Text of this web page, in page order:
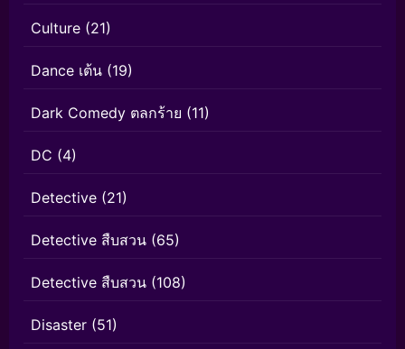
Culture (21)
Dance เต้น (19)
Dark Comedy ตลกร้าย (11)
DC (4)
Detective (21)
Detective สืบสวน (65)
Detective สืบสวน (108)
Disaster (51)